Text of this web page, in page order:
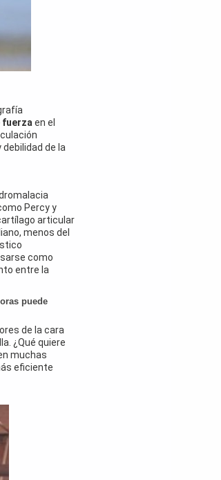
fuerza en el
de la
Percy y
articular
menos del
como
entre la
puede
de la cara
¿Qué quiere
muchas
eficiente